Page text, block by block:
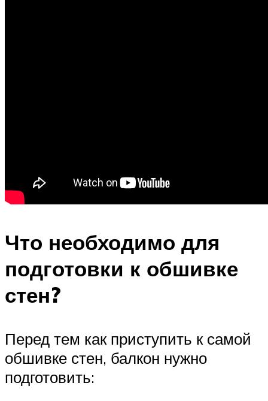
Что необходимо для
подготовки к обшивке
стен?
Перед тем как приступить к самой
обшивке стен, балкон нужно
подготовить: